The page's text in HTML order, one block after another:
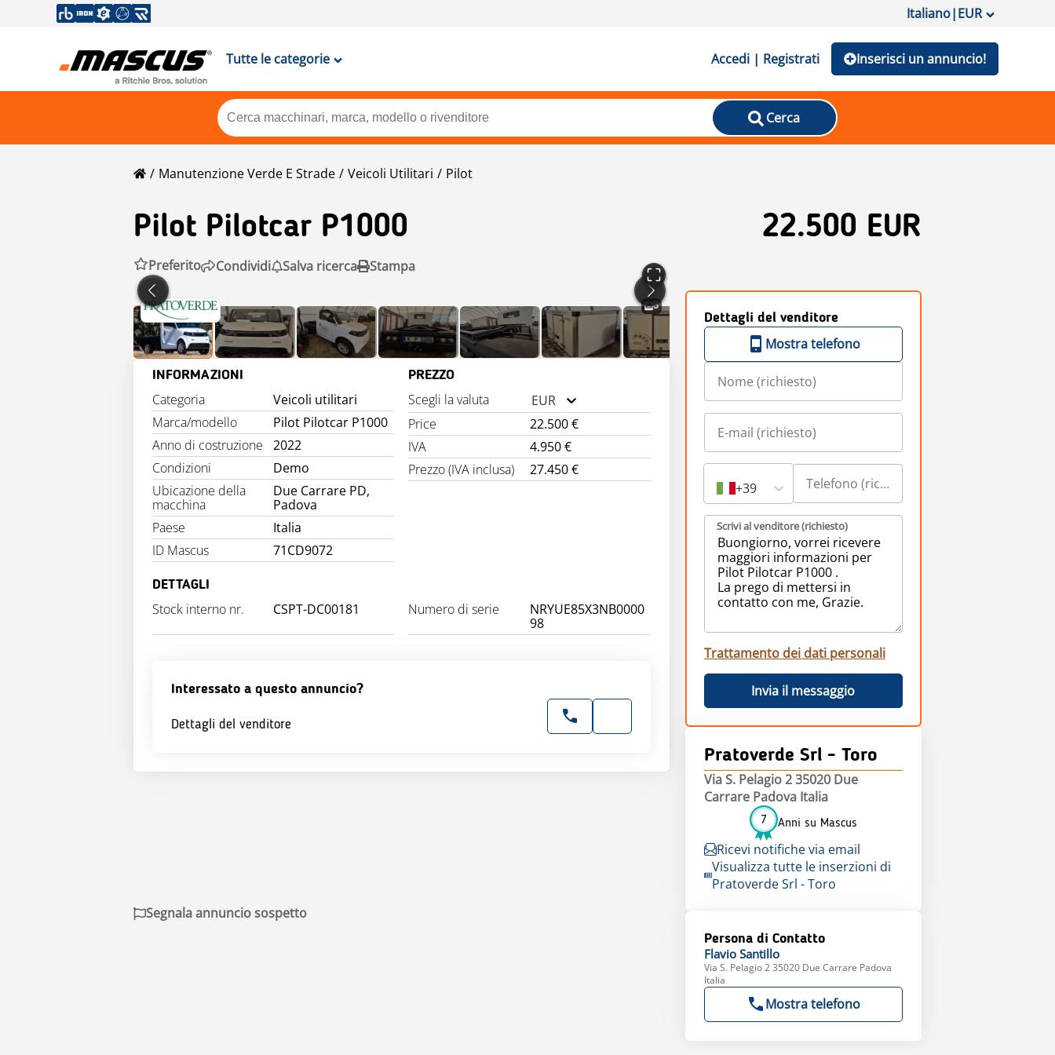
Italiano|EUR
Tutte le categorie Accedi | Registrati Inserisci un annuncio!
Cerca
Manutenzione Verde E Strade Veicoli Utilitari Pilot
Pilot Pilotcar P1000 22.500 EUR
Preferito Condividi Salva ricerca Stampa
8
INFORMAZIONI
Categoria
Veicoli utilitari
Marca/modello
Pilot Pilotcar P1000
Anno di costruzione
2022
Condizioni
Demo
Ubicazione della
macchina
Due Carrare PD,
Padova
Paese
Italia
ID Mascus
71CD9072
PREZZO
Scegli la valuta
EUR
Price
22.500 €
IVA
4.950 €
Prezzo (IVA inclusa)
27.450 €
DETTAGLI
Stock interno nr. CSPT-DC00181 Numero di serie
NRYUE85X3NB0000
98
Interessato a questo annuncio?
Dettagli del venditore
Dettagli del venditore
Mostra telefono
+39
Scrivi al venditore (richiesto)
Trattamento dei dati personali
Invia il messaggio
Pratoverde Srl - Toro
Via S. Pelagio 2 35020 Due
Carrare Padova Italia
7 Anni su Mascus
Ricevi notifiche via email
Visualizza tutte le inserzioni di
Pratoverde Srl - Toro
Persona di Contatto
Flavio Santillo
Via S. Pelagio 2 35020 Due Carrare Padova
Italia
Mostra telefono
Segnala annuncio sospetto